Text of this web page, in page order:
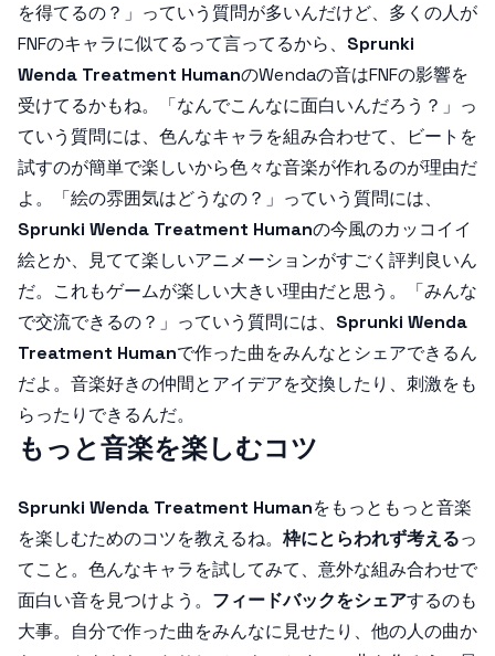
を得てるの？」っていう質問が多いんだけど、多くの人が
FNFのキャラに似てるって言ってるから、 Sprunki
Wenda Treatment HumanのWendaの音はFNFの影響を
受けてるかもね。「なんでこんなに面白いんだろう？」っ
ていう質問には、色んなキャラを組み合わせて、ビートを
試すのが簡単で楽しいから色々な音楽が作れるのが理由だ
よ。「絵の雰囲気はどうなの？」っていう質問には、
Sprunki Wenda Treatment Humanの今風のカッコイイ
絵とか、見てて楽しいアニメーションがすごく評判良いん
だ。これもゲームが楽しい大きい理由だと思う。「みんな
で交流できるの？」っていう質問には、 Sprunki Wenda
Treatment Humanで作った曲をみんなとシェアできるん
だよ。音楽好きの仲間とアイデアを交換したり、刺激をも
らったりできるんだ。
もっと音楽を楽しむコツ
Sprunki Wenda Treatment Humanをもっともっと音楽
を楽しむためのコツを教えるね。 枠にとらわれず考えるっ
てこと。色んなキャラを試してみて、意外な組み合わせで
面白い音を見つけよう。 フィードバックをシェアするのも
大事。自分で作った曲をみんなに見せたり、他の人の曲か